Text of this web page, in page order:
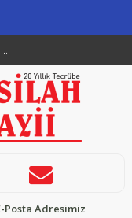
Posta Adresimiz